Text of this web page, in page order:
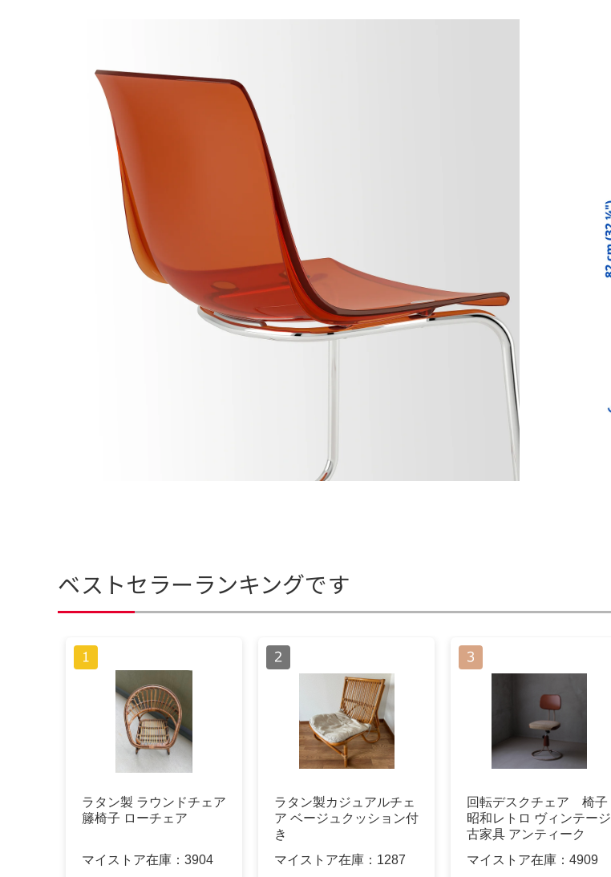
ベストセラーランキングです
ラタン製 ラウンドチェア
籐椅子 ローチェア
マイストア在庫： 3904
ラタン製カジュアルチェ
ア ベージュクッション付
き
マイストア在庫： 1287
回転デスクチェア 椅子
昭和レトロ ヴィンテージ
古家具 アンティーク
マイストア在庫： 4909